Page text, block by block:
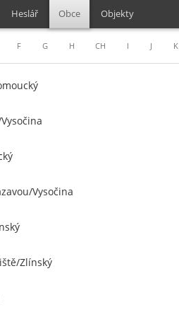
Heslář Obce Objekty
F G H CH I J K
Vysočina
Zlínský